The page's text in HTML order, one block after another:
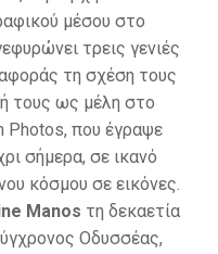
μέσου στο
τρεις γενιές
τη σχέση τους
τους ως μέλη στο
Photos, που έγραψε
σήμερα, σε ικανό
κόσμου σε εικόνες.
Manos τη δεκαετία
Οδυσσέας,